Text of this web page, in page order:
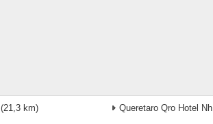
(21,3 km) Queretaro Qro Hotel Nh